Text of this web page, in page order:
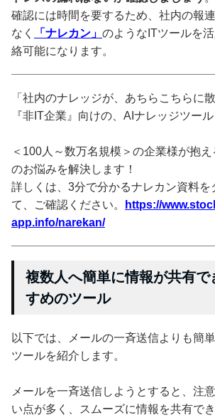
確認には時間を要するため、社内の報
なく
「ナレカン」 のようなITツールを
絡可能になります。
「社内のナレッジが、あちらこちらに
『非IT企業』向けの、AIナレッジツール
＜100人～数万名規模＞の企業様が抱
のお悩みを解決します！
詳しくは、3分で分かるナレカン資料を
て、ご確認ください。
https://
app.info/narekan/
複数人へ簡単に情報が共有で
すめのツール
以下では、メールの一斉送信よりも簡
ツールを紹介します。
メールを一斉送信しようとすると、注
い点が多く、スムーズに情報を共有で